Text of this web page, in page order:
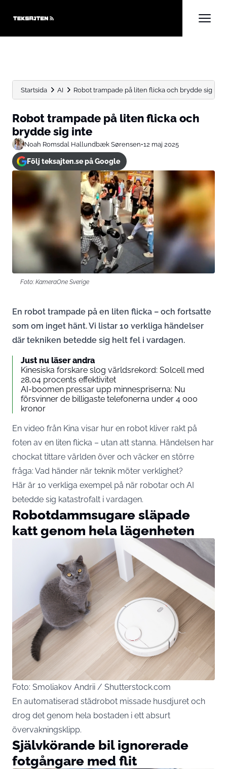
Startsida AI Robot trampade på liten flicka och brydde sig inte
Robot trampade på liten flicka och
brydde sig inte
Noah Romsdal Hallundbæk Sørensen•12 maj 2025
Följ teksajten.se på Google
Foto: KameraOne Sverige
En robot trampade på en liten flicka – och fortsatte
som om inget hänt. Vi listar 10 verkliga händelser
där tekniken betedde sig helt fel i vardagen.
Just nu läser andra
Kinesiska forskare slog världsrekord: Solcell med
28,04 procents effektivitet
AI-boomen pressar upp minnespriserna: Nu
försvinner de billigaste telefonerna under 4 000
kronor
En video från Kina visar hur en robot kliver rakt på
foten av en liten flicka – utan att stanna. Händelsen har
chockat tittare världen över och väcker en större
fråga: Vad händer när teknik möter verklighet?
Här är 10 verkliga exempel på när robotar och AI
betedde sig katastrofalt i vardagen.
Robotdammsugare släpade
katt genom hela lägenheten
Foto: Smoliakov Andrii / Shutterstock.com
En automatiserad städrobot missade husdjuret och
drog det genom hela bostaden i ett absurt
övervakningsklipp.
Självkörande bil ignorerade
fotgångare med flit